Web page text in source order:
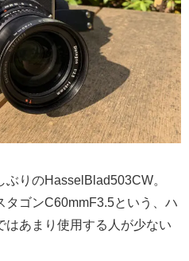
りのHasselBlad503CW。
タゴンC60mmF3.5という、ハ
はあまり使用する人が少ない